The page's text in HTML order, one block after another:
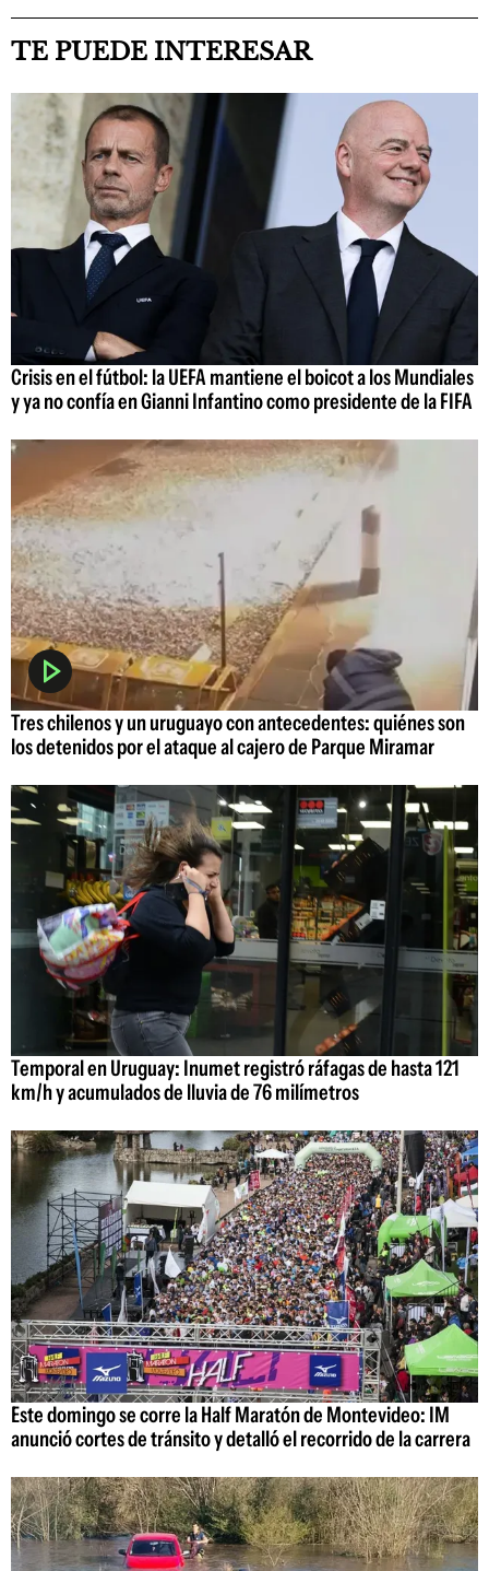
TE PUEDE INTERESAR
Crisis en el fútbol: la UEFA mantiene el boicot a los Mundiales
y ya no confía en Gianni Infantino como presidente de la FIFA
Tres chilenos y un uruguayo con antecedentes: quiénes son
los detenidos por el ataque al cajero de Parque Miramar
Temporal en Uruguay: Inumet registró ráfagas de hasta 121
km/h y acumulados de lluvia de 76 milímetros
Este domingo se corre la Half Maratón de Montevideo: IM
anunció cortes de tránsito y detalló el recorrido de la carrera